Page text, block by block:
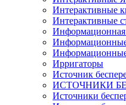
Интерактивные
Интерактивные
Информационная
Ирригаторы
Источник
ИСТОЧНИКИ
Источники